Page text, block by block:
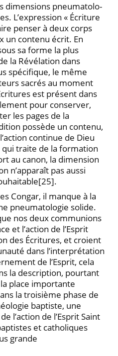
dimensions pneumatolo­
L’expression « Écriture
penser à deux corps
un contenu écrit. En
sa forme la plus
la Révélation dans
spécifique, le même
sacrés au mo­ment
est présent dans
pour conserver,
les pages de la
possède un contenu,
continue de Dieu
qui traite de la formation
au ca­non, la dimension
n’apparaît pas aussi
[25].
Congar, il manque à la
pneumatologie solide.
nos deux communions
et l’action de l’Esprit
des Écritures, et croient
dans l’interprétation
de l’Esprit, cela
la description, pourtant
place importante
la troisième phase de
baptiste, une
l’action de l’Esprit Saint
et catholiques
grande